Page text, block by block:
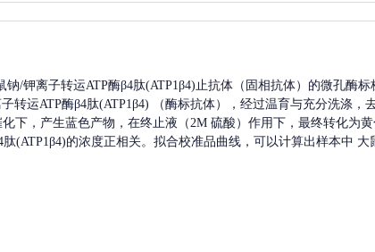
钠/钾离子转运ATP酶β4肽(ATP1β4)止抗体（固相抗体）的微孔酶标
转运ATP酶β4肽(ATP1β4)
（酶标抗体），经过温育与充分洗涤
下，产生蓝色产物，在终止液（2M 硫酸）作用下，最终转化为
(ATP1β4)的浓度正相关。拟合校准品曲线，可以计算出样本中 大